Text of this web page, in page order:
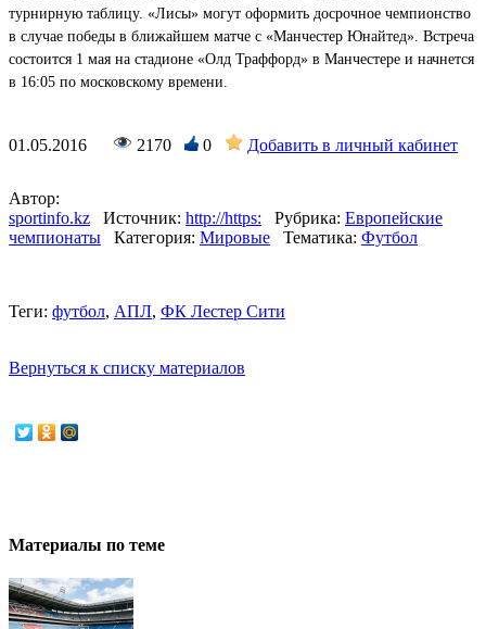
турнирную таблицу. «Лисы» могут оформить досрочное чемпионство
в случае победы в ближайшем матче с «Манчестер Юнайтед». Встреча
состоится 1 мая на стадионе «Олд Траффорд» в Манчестере и начнется
в 16:05 по московскому времени.
01.05.2016 2170 0 Добавить в личный кабинет
Автор:
sportinfo.kz
Источник: http://https: Рубрика: Европейские
чемпионаты
Категория: Мировые Тематика: Футбол
Теги: футбол, АПЛ, ФК Лестер Сити
Вернуться к списку материалов
Материалы по теме